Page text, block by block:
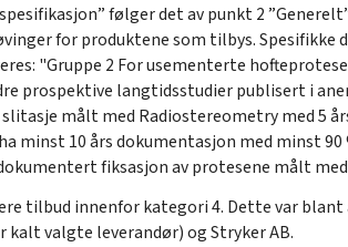
følger det av punkt 2
for produktene som tilbys.
"Gruppe 2 For usementerte
prospektive langtidsstudier publisert i
målt med Radiostereometry med 5
minst 10 års dokumentasjon med minst
fiksasjon av protesene målt
tilbud innenfor kategori 4. Dette var blant
valgte leverandør) og Stryker AB.